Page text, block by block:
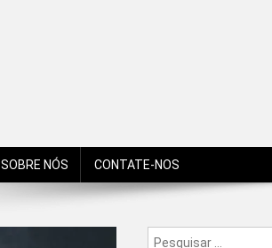
SOBRE NÓS CONTATE-NOS